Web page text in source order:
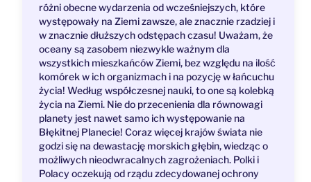
różni obecne wydarzenia od wcześniejszych, które
występowały na Ziemi zawsze, ale znacznie rzadziej i
w znacznie dłuższych odstępach czasu! Uważam, że
oceany są zasobem niezwykle ważnym dla
wszystkich mieszkańców Ziemi, bez względu na ilość
komórek w ich organizmach i na pozycję w łańcuchu
życia! Według współczesnej nauki, to one są kolebką
życia na Ziemi. Nie do przecenienia dla równowagi
planety jest nawet samo ich występowanie na
Błękitnej Planecie! Coraz więcej krajów świata nie
godzi się na dewastację morskich głębin, wiedząc o
możliwych nieodwracalnych zagrożeniach. Polki i
Polacy oczekują od rządu zdecydowanej ochrony